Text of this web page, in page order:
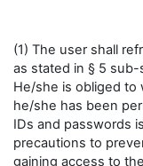
(1) The user shall
as stated in § 5
He/she is obliged to
he/she has been
IDs and passwords
precautions to
gaining access to